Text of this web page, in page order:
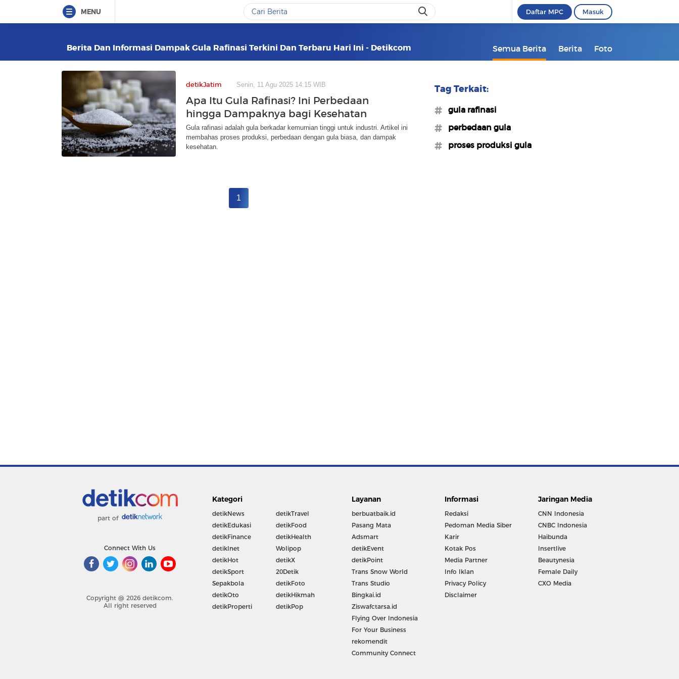
MENU Daftar MPC Masuk
Berita Dan Informasi Dampak Gula Rafinasi Terkini Dan Terbaru Hari Ini - Detikcom Semua Berita Berita Foto
detikJatim Senin, 11 Agu 2025 14:15 WIB
Apa Itu Gula Rafinasi? Ini Perbedaan
hingga Dampaknya bagi Kesehatan
Gula rafinasi adalah gula berkadar kemurnian tinggi untuk industri. Artikel ini
membahas proses produksi, perbedaan dengan gula biasa, dan dampak
kesehatan.
1
Tag Terkait:
#gula rafinasi
#perbedaan gula
#proses produksi gula
part of
Connect With Us
Copyright @ 2026 detikcom.
All right reserved
Kategori
detikNews
detikEdukasi
detikFinance
detikInet
detikHot
detikSport
Sepakbola
detikOto
detikProperti
detikTravel
detikFood
detikHealth
Wolipop
detikX
20Detik
detikFoto
detikHikmah
detikPop
Layanan
berbuatbaik.id
Pasang Mata
Adsmart
detikEvent
detikPoint
Trans Snow World
Trans Studio
Bingkai.id
Ziswafctarsa.id
Flying Over Indonesia
For Your Business
rekomendit
Community Connect
Informasi
Redaksi
Pedoman Media Siber
Karir
Kotak Pos
Media Partner
Info Iklan
Privacy Policy
Disclaimer
Jaringan Media
CNN Indonesia
CNBC Indonesia
Haibunda
Insertlive
Beautynesia
Female Daily
CXO Media